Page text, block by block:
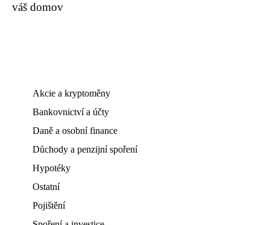
váš domov
Akcie a kryptoměny
Bankovnictví a účty
Daně a osobní finance
Důchody a penzijní spoření
Hypotéky
Ostatní
Pojištění